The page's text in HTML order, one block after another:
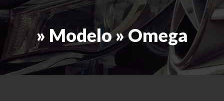
» Modelo » Omega